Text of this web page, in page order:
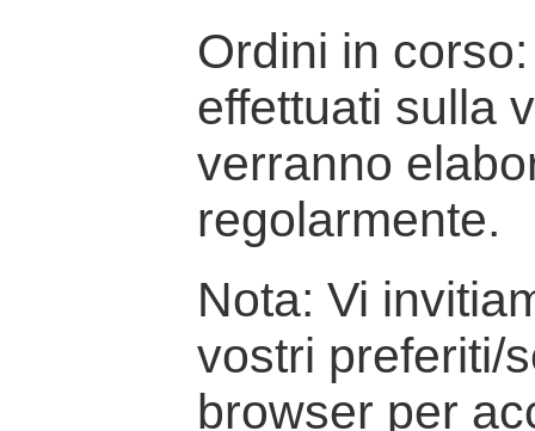
Ordini in
effettuati sulla
verranno
regolarmente.
Nota: Vi
vostri preferiti/
browser per